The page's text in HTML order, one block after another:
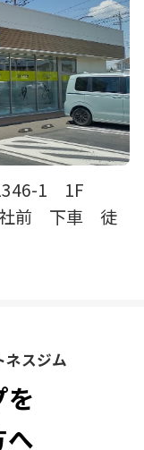
1 1F
社前 下車 徒
ネスジム
へ